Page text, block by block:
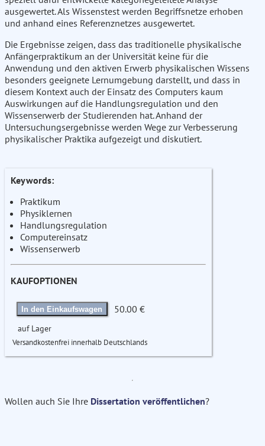
ausgewertet. Als Wissenstest werden Begriffsnetze erhoben
und anhand eines Referenznetzes ausgewertet.
Die Ergebnisse zeigen, dass das traditionelle physikalische
Anfängerpraktikum an der Universität keine für die
Anwendung und den aktiven Erwerb physikalischen Wissens
besonders geeignete Lernumgebung darstellt, und dass in
diesem Kontext auch der Einsatz des Computers kaum
Auswirkungen auf die Handlungsregulation und den
Wissenserwerb der Studierenden hat. Anhand der
Untersuchungsergebnisse werden Wege zur Verbesserung
physikalischer Praktika aufgezeigt und diskutiert.
Keywords:
Praktikum
Physiklernen
Handlungsregulation
Computereinsatz
Wissenserwerb
KAUFOPTIONEN
In den Einkaufswagen 50.00 €
auf Lager
Versandkostenfrei innerhalb Deutschlands
Wollen auch Sie Ihre Dissertation veröffentlichen?